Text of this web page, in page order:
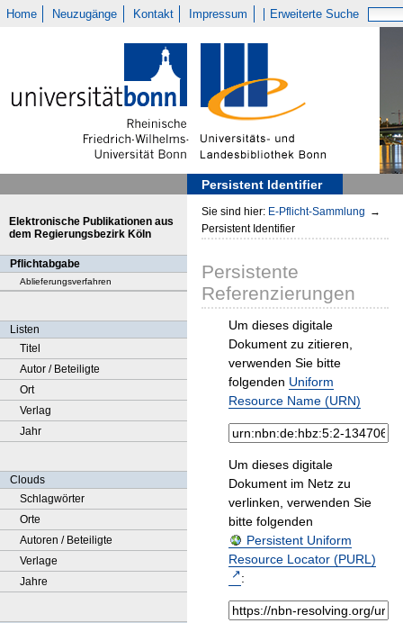
Home Neuzugänge Kontakt Impressum Erweiterte Suche
Persistent Identifier
Elektronische Publikationen aus
dem Regierungsbezirk Köln
Pflichtabgabe
Ablieferungsverfahren
Listen
Titel
Autor / Beteiligte
Ort
Verlag
Jahr
Clouds
Schlagwörter
Orte
Autoren / Beteiligte
Verlage
Jahre
Sie sind hier: E-Pflicht-Sammlung →
Persistent Identifier
Persistente
Referenzierungen
Um dieses digitale
Dokument zu zitieren,
verwenden Sie bitte
folgenden Uniform
Resource Name (URN)
Um dieses digitale
Dokument im Netz zu
verlinken, verwenden Sie
bitte folgenden
Persistent Uniform
Resource Locator (PURL)
: